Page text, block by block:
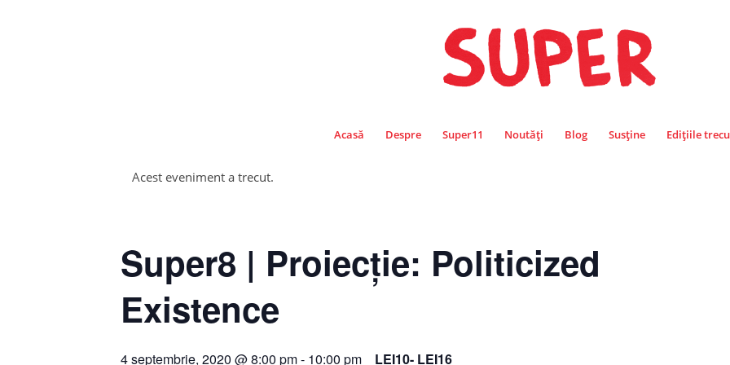
Acasă Despre Super11 Noutăți Blog Susține Edițiile
Acest eveniment a trecut.
Super8 | Proiecție: Politicized
Existence
4 septembrie, 2020 @ 8:00 pm- 10:00 pm LEI10- LEI16